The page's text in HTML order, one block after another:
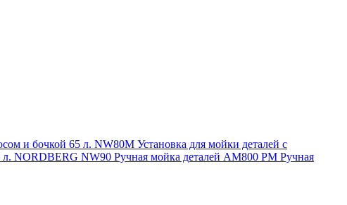
и бочкой 65 л. NW80M Установка для мойки деталей с
л. NORDBERG NW90 Ручная мойка деталей АМ800 РМ Ручная